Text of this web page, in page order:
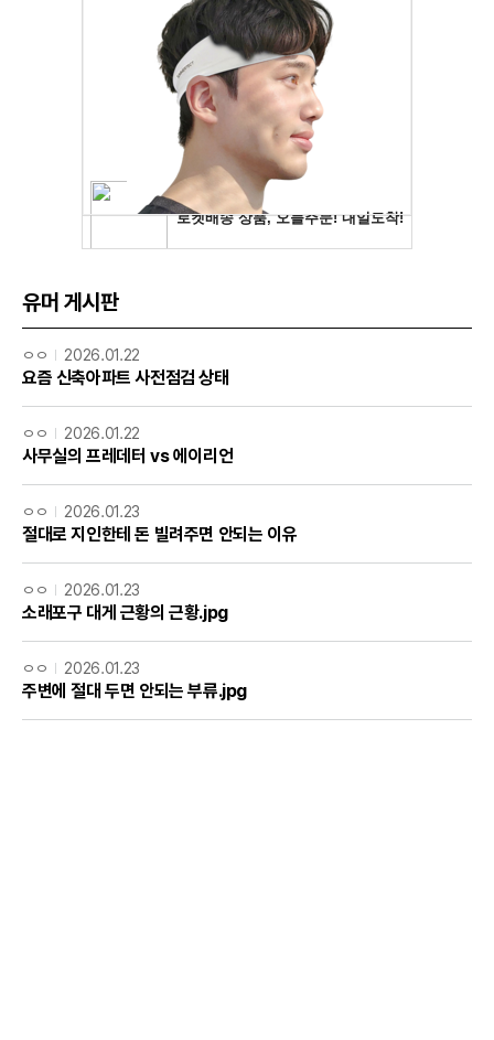
유머 게시판
ㅇㅇ 2026.01.22
요즘 신축아파트 사전점검 상태
ㅇㅇ 2026.01.22
사무실의 프레데터 vs 에이리언
ㅇㅇ 2026.01.23
절대로 지인한테 돈 빌려주면 안되는 이유
ㅇㅇ 2026.01.23
소래포구 대게 근황의 근황.jpg
ㅇㅇ 2026.01.23
주변에 절대 두면 안되는 부류.jpg